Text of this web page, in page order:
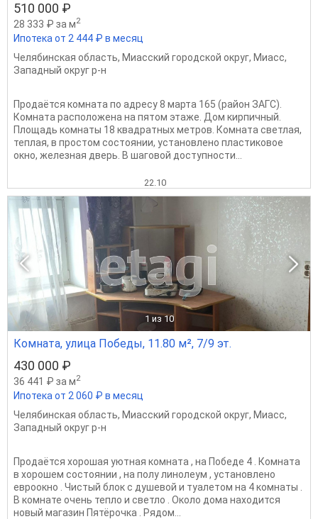
510 000 ₽
28 333 ₽ за м2
Ипотека от 2 444 ₽ в месяц
Челябинская область, Миасский городской округ, Миасс,
Западный округ р-н
Продаётся комната по адресу 8 марта 165 (район ЗАГС).
Комната расположена на пятом этаже. Дом кирпичный.
Площадь комнаты 18 квадратных метров. Комната светлая,
теплая, в простом состоянии, установлено пластиковое
окно, железная дверь. В шаговой доступности...
22.10
1 из 10
Комната, улица Победы, 11.80 м², 7/9 эт.
430 000 ₽
36 441 ₽ за м2
Ипотека от 2 060 ₽ в месяц
Челябинская область, Миасский городской округ, Миасс,
Западный округ р-н
Продаётся хорошая уютная комната , на Победе 4 . Комната
в хорошем состоянии , на полу линолеум , установлено
евроокно . Чистый блок с душевой и туалетом на 4 комнаты .
В комнате очень тепло и светло . Около дома находится
новый магазин Пятёрочка . Рядом...